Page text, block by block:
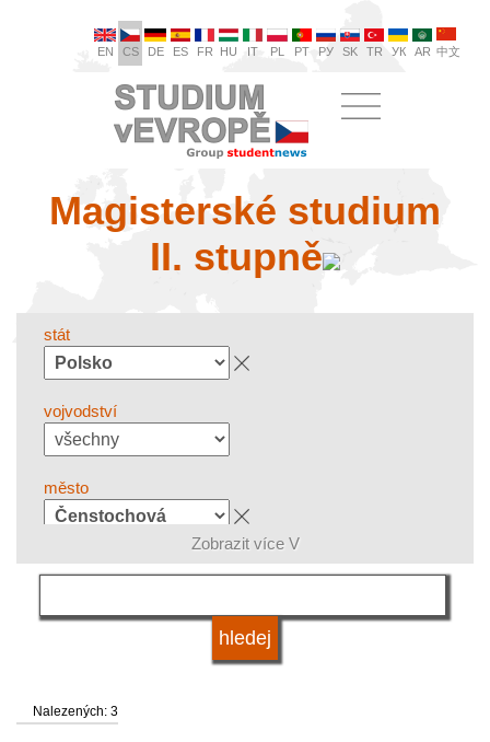
EN CS DE ES FR HU IT PL PT РУ SK TR УК AR 中文
Magisterské studium
II. stupně
stát
vojvodství
město
skupina oborů
systém studia
Zobrazit více V
Nalezených: 3